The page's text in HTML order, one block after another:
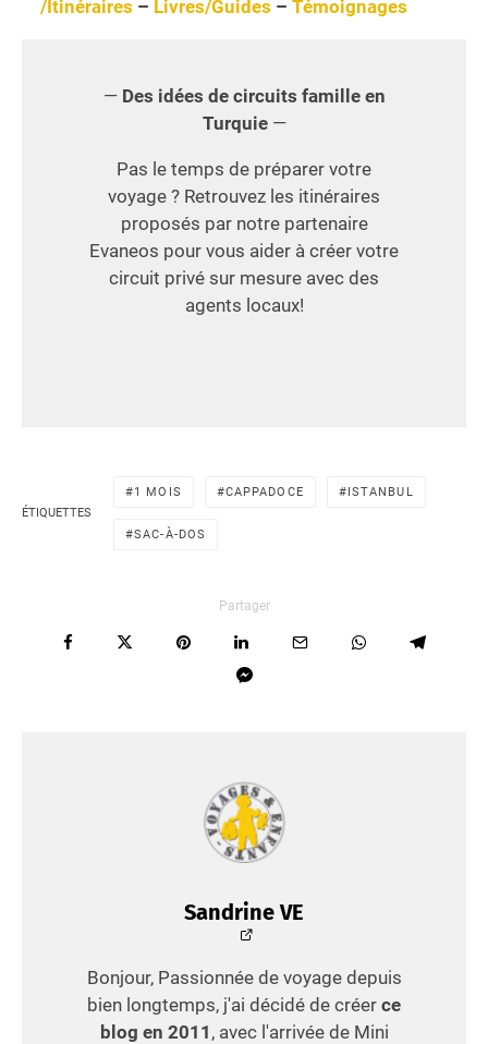
/Itinéraires – Livres/Guides – Témoignages
— Des idées de circuits famille en
Turquie—
Pas le temps de préparer votre
voyage ? Retrouvez les itinéraires
proposés par notre partenaire
Evaneos pour vous aider à créer votre
circuit privé sur mesure avec des
agents locaux!
ÉTIQUETTES
1 MOIS CAPPADOCE ISTANBUL
SAC-À-DOS
Partager
Sandrine VE
Bonjour, Passionnée de voyage depuis
bien longtemps, j'ai décidé de créer ce
blog en 2011 , avec l'arrivée de Mini